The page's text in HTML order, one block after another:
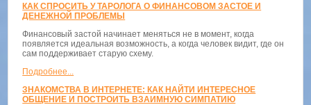
КАК СПРОСИТЬ У ТАРОЛОГА О ФИНАНСОВОМ ЗАСТОЕ И
ДЕНЕЖНОЙ ПРОБЛЕМЫ
Финансовый застой начинает меняться не в момент, когда
появляется идеальная возможность, а когда человек видит, где он
сам поддерживает старую схему.
Подробнее...
ЗНАКОМСТВА В ИНТЕРНЕТЕ: КАК НАЙТИ ИНТЕРЕСНОЕ
ОБЩЕНИЕ И ПОСТРОИТЬ ВЗАИМНУЮ СИМПАТИЮ